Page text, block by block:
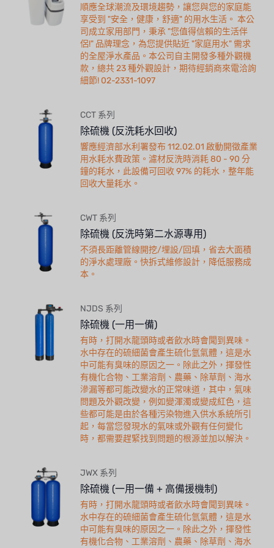
順應全球潮流及環境趨勢，讓您與您的家庭能
享受到 "安全，健康，舒適" 的用水生活。 本公
司成立家用部門，秉承 "您值得信賴的生活伴
侶!" 品牌理念，為您提供貼近 "家庭用水" 需求
的全屋淨水產品。本公司自主開發多種外觀機
款，總共 23 種外觀設計，期待經銷商來電洽詢
細節! 02-2331-1097
CCT 系列
除硫機 (反洗耗水回收)
響應經濟部水利署發布 112.02.01 啟動開徵產業
用水耗水費政策。濾材反洗時消耗 80 - 90 分
鐘的耗水，此設備可回收 97% 的耗水，整年能
回收大量耗水。
CWT 系列
除硫機 (反洗時第二水源專用)
不須長距離管線開挖/埋設/回填，省去大面積
的淨水處理廠。快拆式維修設計，降低服務成
本。
NJDS 系列
除硫機 (一用一備)
有時，打開水龍頭時或者飲水時會聞到異味。
水中存在的硫細菌會產生硫化氫氣體，這是水
中可能有臭味的原因之一。除此之外，揮發性
有機化合物、工業溶劑、農藥、除草劑、海水
滲漏等都可能改變水的正常味道，其中，氣味
問題及外觀改變，例如變渾濁或變成紅色，這
些都可能是由於各種污染物進入供水系統所引
起，每當您發現水的氣味或外觀有任何變化
時，都需要趕緊找到問題的根源並加以解決。
JWX 系列
除硫機 (一用一備 + 高備援機制)
有時，打開水龍頭時或者飲水時會聞到異味。
水中存在的硫細菌會產生硫化氫氣體，這是水
中可能有臭味的原因之一。除此之外，揮發性
有機化合物、工業溶劑、農藥、除草劑、海水